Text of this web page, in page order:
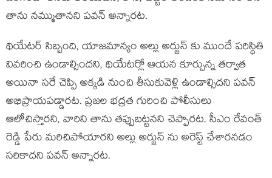
తాను నమ్ముతానని పవన్ అన్నారట.
థియేటర్ సిబ్బంది, యాజమాన్యం అల్లు అర్జున్ కు ముందే పరిస్థితి
వివరించి ఉండాల్సిందని, థియేటర్లో ఆయన కూర్చున్న తర్వాత
అయినా సరే చెప్పి అక్కడి నుంచి తీసుకువెళ్లి ఉండాల్సిదని పవన్
అభిప్రాయపడ్డారట. ప్రజల భద్రత గురించి పోలీసులు
ఆలోచిస్తారని, వారిని తాను తప్పుబట్టనని చెప్పారట. సీఎం రేవంత్
రెడ్డి పేరు మరిచిపోయారని అల్లు అర్జున్ ను అరెస్ట్ చేశారనడం
సరికాదని పవన్ అన్నారట.